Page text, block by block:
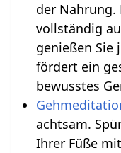
der Nahrung.
vollständig
genießen Sie
fördert ein
bewusstes
achtsam.
Ihrer Füße